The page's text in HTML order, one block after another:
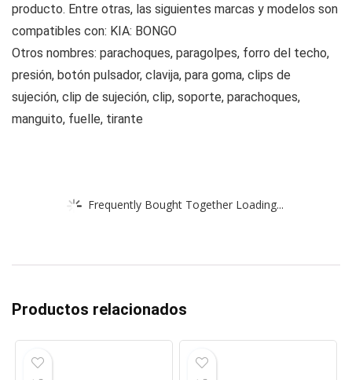
producto. Entre otras, las siguientes marcas y modelos son
compatibles con: KIA: BONGO
Otros nombres: parachoques, paragolpes, forro del techo,
presión, botón pulsador, clavija, para goma, clips de
sujeción, clip de sujeción, clip, soporte, parachoques,
manguito, fuelle, tirante
Frequently Bought Together Loading...
Productos relacionados